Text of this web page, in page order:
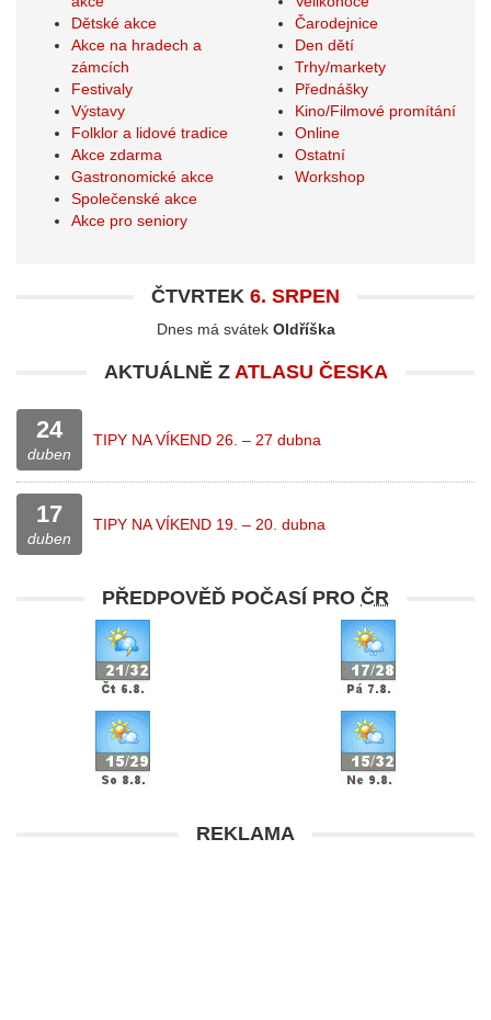
Dětské akce
Akce na hradech a
zámcích
Festivaly
Výstavy
Folklor a lidové tradice
Akce zdarma
Gastronomické akce
Společenské akce
Akce pro seniory
Čarodejnice
Den dětí
Trhy/markety
Přednášky
Kino/Filmové promítání
Online
Ostatní
Workshop
ČTVRTEK 6. SRPEN
Dnes má svátek Oldříška
AKTUÁLNĚ Z ATLASU ČESKA
24
duben
TIPY NA VÍKEND 26. – 27 dubna
17
duben
TIPY NA VÍKEND 19. – 20. dubna
PŘEDPOVĚĎ POČASÍ PRO ČR
REKLAMA